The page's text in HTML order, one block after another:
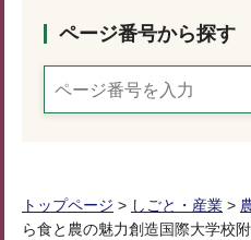
ページ番号から探す
トップページ > しごと・産業 >
ら食と農の魅力創造国際大学校